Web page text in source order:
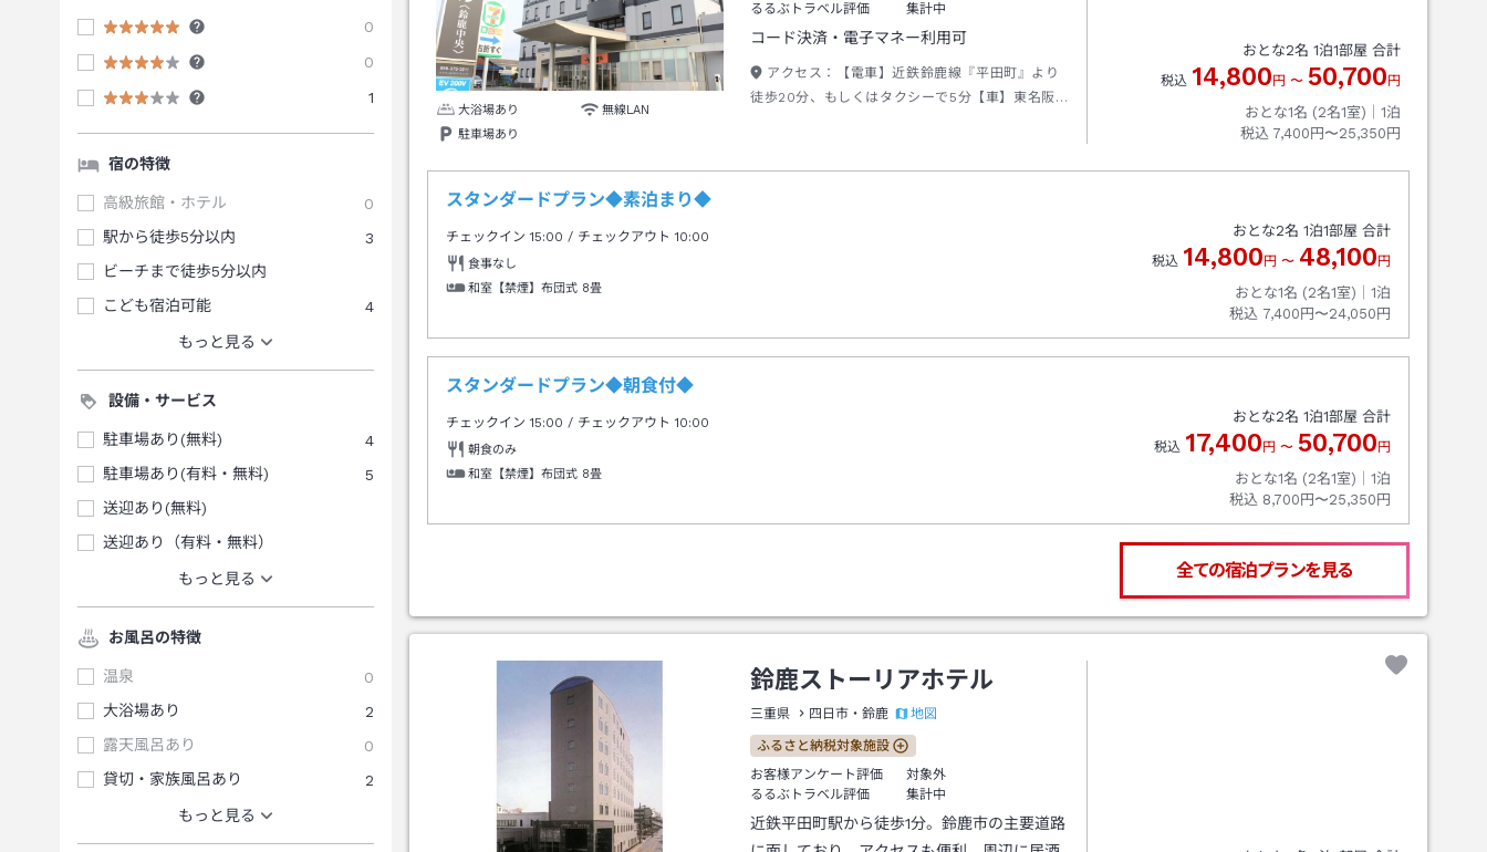
0
0
1
宿の特徴
高級旅館・ホテル
0
駅から徒歩5分以内
3
ビーチまで徒歩5分以内
こども宿泊可能
4
もっと見る
設備・サービス
駐車場あり(無料)
4
駐車場あり(有料・無料)
5
送迎あり(無料)
送迎あり（有料・無料）
もっと見る
お風呂の特徴
温泉
0
大浴場あり
2
露天風呂あり
0
貸切・家族風呂あり
2
もっと見る
大浴場あり
無線LAN
駐車場あり
るるぶトラベル評価
集計中
コード決済・電子マネー利用可
アクセス：
【電車】近鉄鈴鹿線『平田町』より
徒歩20分、もしくはタクシーで5分【車】東名阪
おとな2名 1泊1部屋 合計
税込 14,800 円 〜 50,700 円
おとな1名 (2名1室)｜ 1泊
税込 7,400円〜25,350円
スタンダードプラン◆素泊まり◆
チェックイン15:00 / チェックアウト 10:00
食事なし
和室【禁煙】布団式 8畳
おとな2名 1泊1部屋 合計
税込 14,800 円 〜 48,100 円
おとな1名 (2名1室)｜ 1泊
税込 7,400円〜24,050円
スタンダードプラン◆朝食付◆
チェックイン15:00 / チェックアウト 10:00
朝食のみ
和室【禁煙】布団式 8畳
おとな2名 1泊1部屋 合計
税込 17,400 円 〜 50,700 円
おとな1名 (2名1室)｜ 1泊
税込 8,700円〜25,350円
全ての宿泊プランを見る
鈴鹿ストーリアホテル
三重県 四日市・鈴鹿 地図
ふるさと納税対象施設
お客様アンケート評価
対象外
るるぶトラベル評価
集計中
近鉄平田町駅から徒歩1分。鈴鹿市の主要道路